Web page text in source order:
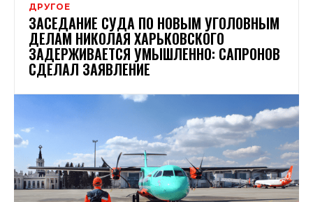
ДРУГОЕ
ЗАСЕДАНИЕ СУДА ПО НОВЫМ УГОЛОВНЫМ
ДЕЛАМ НИКОЛАЯ ХАРЬКОВСКОГО
ЗАДЕРЖИВАЕТСЯ УМЫШЛЕННО: САПРОНОВ
СДЕЛАЛ ЗАЯВЛЕНИЕ